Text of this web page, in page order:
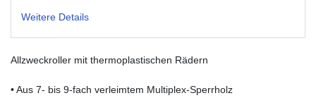
Weitere Details
Allzweckroller mit thermoplastischen Rädern
• Aus 7- bis 9-fach verleimtem Multiplex-Sperrholz